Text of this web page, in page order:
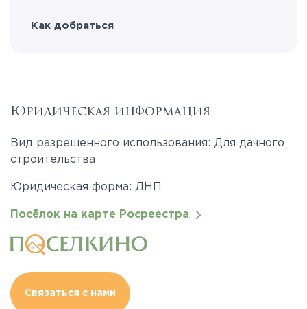
Как добраться
Юридическая информация
Вид разрешенного использования: Для дачного
строительства
Юридическая форма: ДНП
Посёлок на карте Росреестра
Связаться с нами